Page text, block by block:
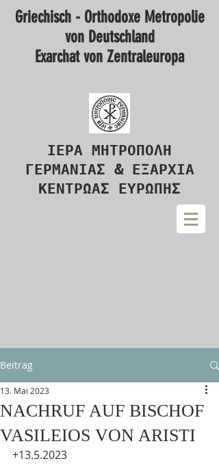
Griechisch - Orthodoxe Metropolie
von Deutschland
Exarchat von Zentraleuropa
ΙΕΡΑ ΜΗΤΡΟΠΟΛΗ
ΓΕΡΜΑΝΙΑΣ & ΕΞΑΡΧΙΑ
ΚΕΝΤΡΩΑΣ ΕΥΡΩΠΗΣ
Beitrag
NACHRUF AUF BISCHOF
VASILEIOS VON ARISTI
13. Mai 2023
+13.5.2023